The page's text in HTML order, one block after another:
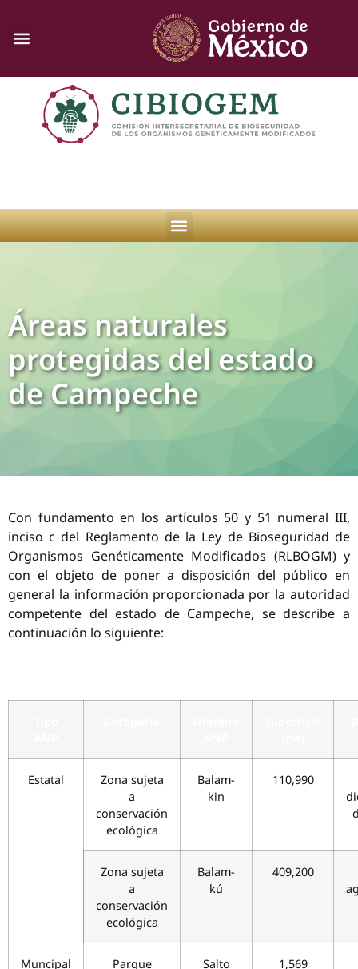
Áreas naturales
protegidas del estado
de Campeche
Con fundamento en los artículos 50 y 51 numeral III,
inciso c del Reglamento de la Ley de Bioseguridad de
Organismos Genéticamente Modificados (RLBOGM) y
con el objeto de poner a disposición del público en
general la información proporcionada por la autoridad
competente del estado de Campeche, se describe a
continuación lo siguiente:
Estatal
Zona sujeta
a
conservación
ecológica
Balam-
kin
110,990
Zona sujeta
a
conservación
ecológica
Balam-
kú
409,200
Muncipal
Parque
Salto
1,569